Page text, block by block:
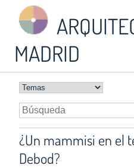
MADRID
¿Un mammisi en el
Debod?